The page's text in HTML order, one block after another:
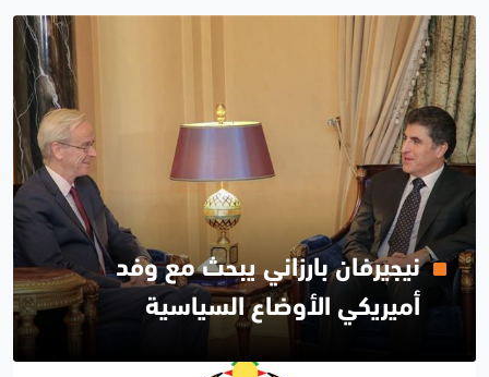
نيجيرفان بارزاني يبحث مع وفد
أميريكي الأوضاع السياسية